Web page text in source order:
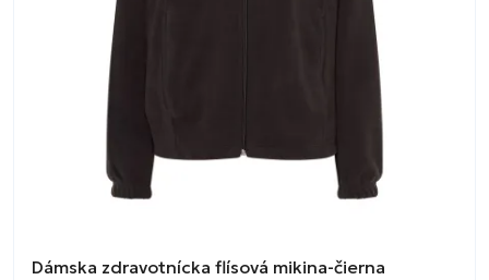
Dámska zdravotnícka flísová mikina-čierna